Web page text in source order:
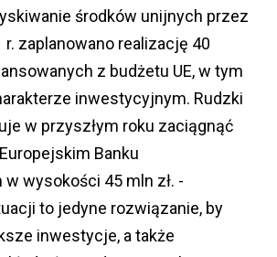
środków unijnych przez
r. zaplanowano realizację 40
z budżetu UE, w tym
inwestycyjnym. Rudzki
w przyszłym roku zaciągnąć
Banku
wysokości 45 mln zł. -
to jedyne rozwiązanie, by
inwestycje, a także